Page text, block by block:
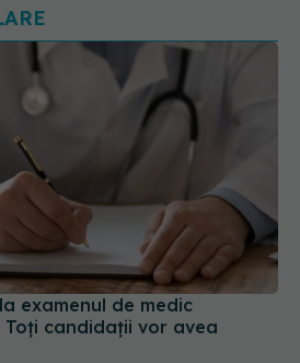
examenul de medic
Toți candidații vor avea